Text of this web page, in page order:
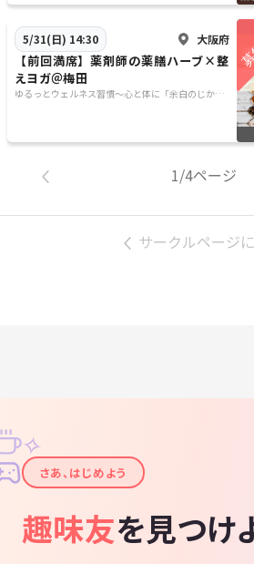
5/31(日) 14:30 大阪府
【前回満席】薬剤師の薬膳ハーブ×整
えヨガ＠梅田
ゆるっとウェルネス習慣〜心と体に「余白のじか
1/4ページ
サークルページ
✦
✧
さあ、はじめよう
趣味友を見つけ